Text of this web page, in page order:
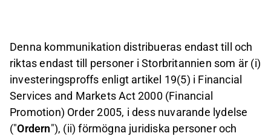
Denna kommunikation distribueras endast till och
riktas endast till personer i Storbritannien som är (i)
investeringsproffs enligt artikel 19(5) i Financial
Services and Markets Act 2000 (Financial
Promotion) Order 2005, i dess nuvarande lydelse
("Ordern"), (ii) förmögna juridiska personer och